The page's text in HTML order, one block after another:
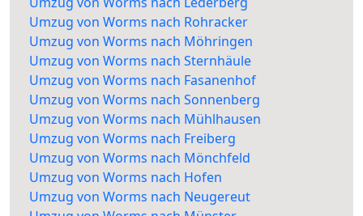
Umzug von Worms nach Rohracker
Umzug von Worms nach Möhringen
Umzug von Worms nach Sternhäule
Umzug von Worms nach Fasanenhof
Umzug von Worms nach Sonnenberg
Umzug von Worms nach Mühlhausen
Umzug von Worms nach Freiberg
Umzug von Worms nach Mönchfeld
Umzug von Worms nach Hofen
Umzug von Worms nach Neugereut